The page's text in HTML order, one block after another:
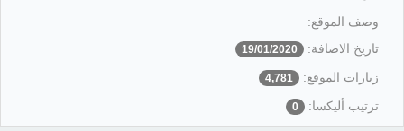
وصف الموقع:
تاريخ الاضافة:
19/01/2020
زيارات الموقع: 4,781
ترتيب أليكسا: 0